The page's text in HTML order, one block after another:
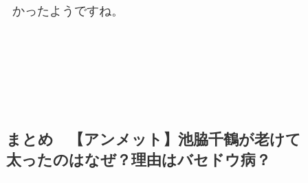
かったようですね。
まとめ 【アンメット】池脇千鶴が老けて
太ったのはなぜ？理由はバセドウ病？